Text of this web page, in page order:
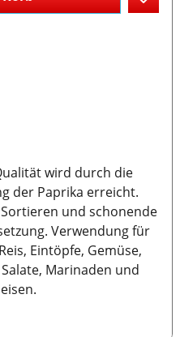
wird durch die
der Paprika erreicht.
und schonende
Verwendung für
Eintöpfe, Gemüse,
Marinaden und